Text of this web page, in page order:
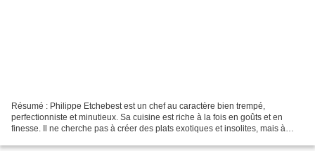
Résumé : Philippe Etchebest est un chef au caractère bien trempé,
perfectionniste et minutieux. Sa cuisine est riche à la fois en goûts et en
finesse. Il ne cherche pas à créer des plats exotiques et insolites, mais à